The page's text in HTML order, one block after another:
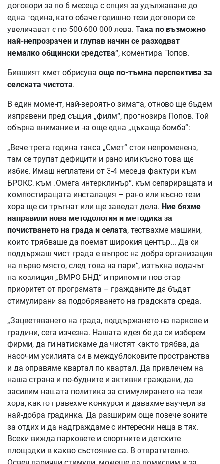
договори за по 6 месеца с опция за удължаване до
една година, като обаче годишно тези договори се
увеличават с по 500-600 000 лева. Така по възможно
най-непрозрачен и глупав начин се разходват
немалко общински средства“, коментира Попов.
Бившият кмет обрисува още по-тъмна перспектива за
селската чистота.
В един момент, най-вероятно зимата, отново ще бъдем
изправени пред същия „филм“, прогнозира Попов. Той
обърна внимание и на още една „цъкаща бомба“:
„Вече трета година такса „Смет“ стои непроменена,
там се трупат дефицити и рано или късно това ще
избие. Имаш неплатени от 3-4 месеца фактури към
БРОКС, към „Омега интерклинър“, към сепариращата и
компостиращата инсталация – рано или късно тези
хора ще си тръгнат или ще заведат дела. Ние бяхме
направили нова методология и методика за
почистването на града и селата, тествахме машини,
които трябваше да поемат широкия център... Да си
поддържаш чист града е въпрос на добра организация
на първо място, след това на пари“, изтъкна водачът
на коалиция „ВМРО-БНД“ и припомни нов стар
приоритет от програмата – гражданите да бъдат
стимулирани за подобряването на градската среда.
„Зацветяването на града, поддържането на паркове и
градини, сега изчезна. Нашата идея бе да си изберем
фирми, да ги натискаме да чистят както трябва, да
насочим усилията си в междублоковите пространства
и да оправяме квартал по квартал. Да привлечем на
наша страна и по-будните и активни граждани, да
засилим нашата политика за стимулирането на тези
хора, както правехме конкурси и давахме ваучери за
най-добра градинка. Да разширим още повече зоните
за отдих и да надграждаме с интересни неща в тях.
Всеки вижда парковете и спортните и детските
площадки в какво състояние са. В отвратително.
Освен парични стимули, можеше да помислим и за